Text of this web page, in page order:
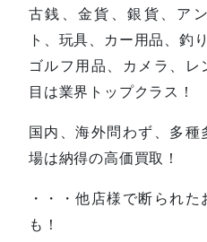
古銭、金貨、銀貨、ア
ト、玩具、カー用品、釣
ゴルフ用品、カメラ、
目は業界トップクラス！
国内、海外問わず、多
場は納得の高価買取！
・・・他店様で断られ
も！